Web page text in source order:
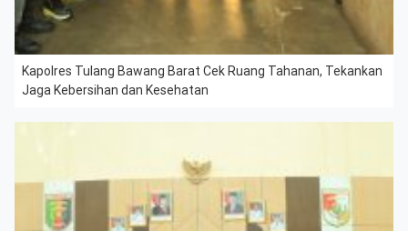
Kapolres Tulang Bawang Barat Cek Ruang Tahanan, Tekankan
Jaga Kebersihan dan Kesehatan